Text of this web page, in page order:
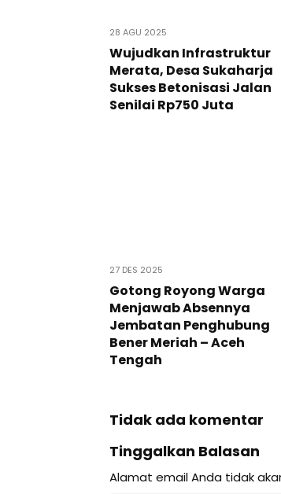
28 AGU 2025
Wujudkan Infrastruktur
Merata, Desa Sukaharja
Sukses Betonisasi Jalan
Senilai Rp750 Juta
27 DES 2025
Gotong Royong Warga
Menjawab Absennya
Jembatan Penghubung
Bener Meriah – Aceh
Tengah
Tidak ada komentar
Tinggalkan Balasan
Alamat email Anda tidak